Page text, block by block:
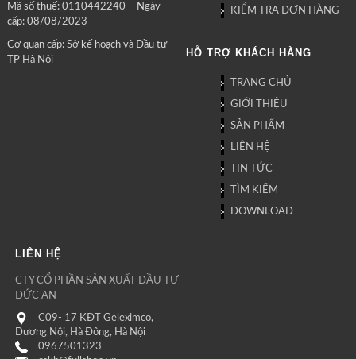
Mã số thuế: 0110442240 – Ngày
cấp: 08/08/2023
Cơ quan cấp: Sở kế hoạch và Đầu tư
TP Hà Nội
KIỂM TRA ĐƠN HÀNG
HỖ TRỢ KHÁCH HÀNG
TRANG CHỦ
GIỚI THIỆU
SẢN PHẨM
LIÊN HỆ
TIN TỨC
TÌM KIẾM
DOWNLOAD
LIÊN HỆ
CTY CỔ PHẦN SẢN XUẤT ĐẦU TƯ
ĐỨC AN
C09- 17 KĐT Geleximco,
Dương Nội, Hà Đông, Hà Nội
0967501323